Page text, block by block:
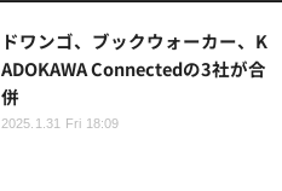
ドワンゴ、ブックウォーカー、K
ADOKAWA Connectedの3社が合
併
2025.1.31 Fri 18:09